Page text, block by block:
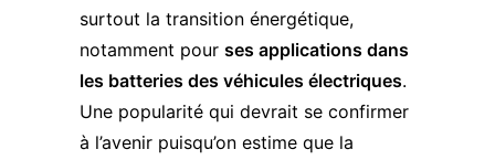
surtout la transition énergétique,
notamment pour ses applications dans
les batteries des véhicules électriques.
Une popularité qui devrait se confirmer
à l’avenir puisqu’on estime que la